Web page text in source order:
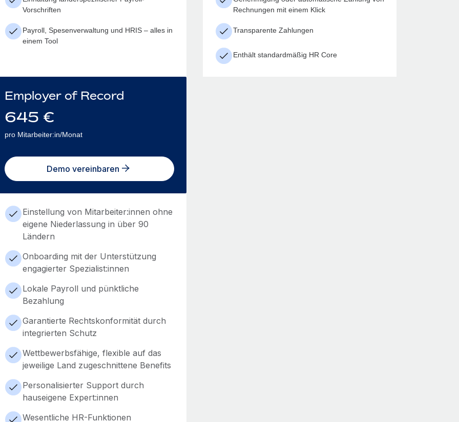
Vorschriften
Payroll, Spesenverwaltung und HRIS – alles in
einem Tool
Rechnungen mit einem Klick
Transparente Zahlungen
Enthält standardmäßig HR Core
Employer of Record
645 €
pro Mitarbeiter:in/Monat
Demo vereinbaren
Einstellung von Mitarbeiter:innen ohne
eigene Niederlassung in über 90
Ländern
Onboarding mit der Unterstützung
engagierter Spezialist:innen
Lokale Payroll und pünktliche
Bezahlung
Garantierte Rechtskonformität durch
integrierten Schutz
Wettbewerbsfähige, flexible auf das
jeweilige Land zugeschnittene Benefits
Personalisierter Support durch
hauseigene Expert:innen
Wesentliche HR-Funktionen